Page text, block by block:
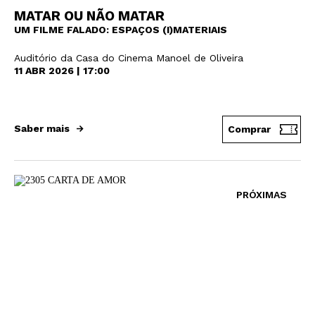
MATAR OU NÃO MATAR
UM FILME FALADO: ESPAÇOS (I)MATERIAIS
Auditório da Casa do Cinema Manoel de Oliveira
11 ABR 2026 | 17:00
Saber mais Comprar
PRÓXIMAS